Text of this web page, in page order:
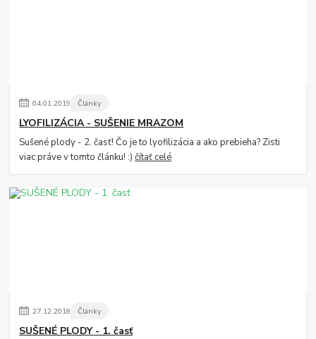
04.01.2019 Články
LYOFILIZÁCIA - SUŠENIE MRAZOM
Sušené plody - 2. časť! Čo je to lyofilizácia a ako prebieha? Zisti
viac práve v tomto článku! :)čítať celé
27.12.2018 Články
SUŠENÉ PLODY - 1. časť